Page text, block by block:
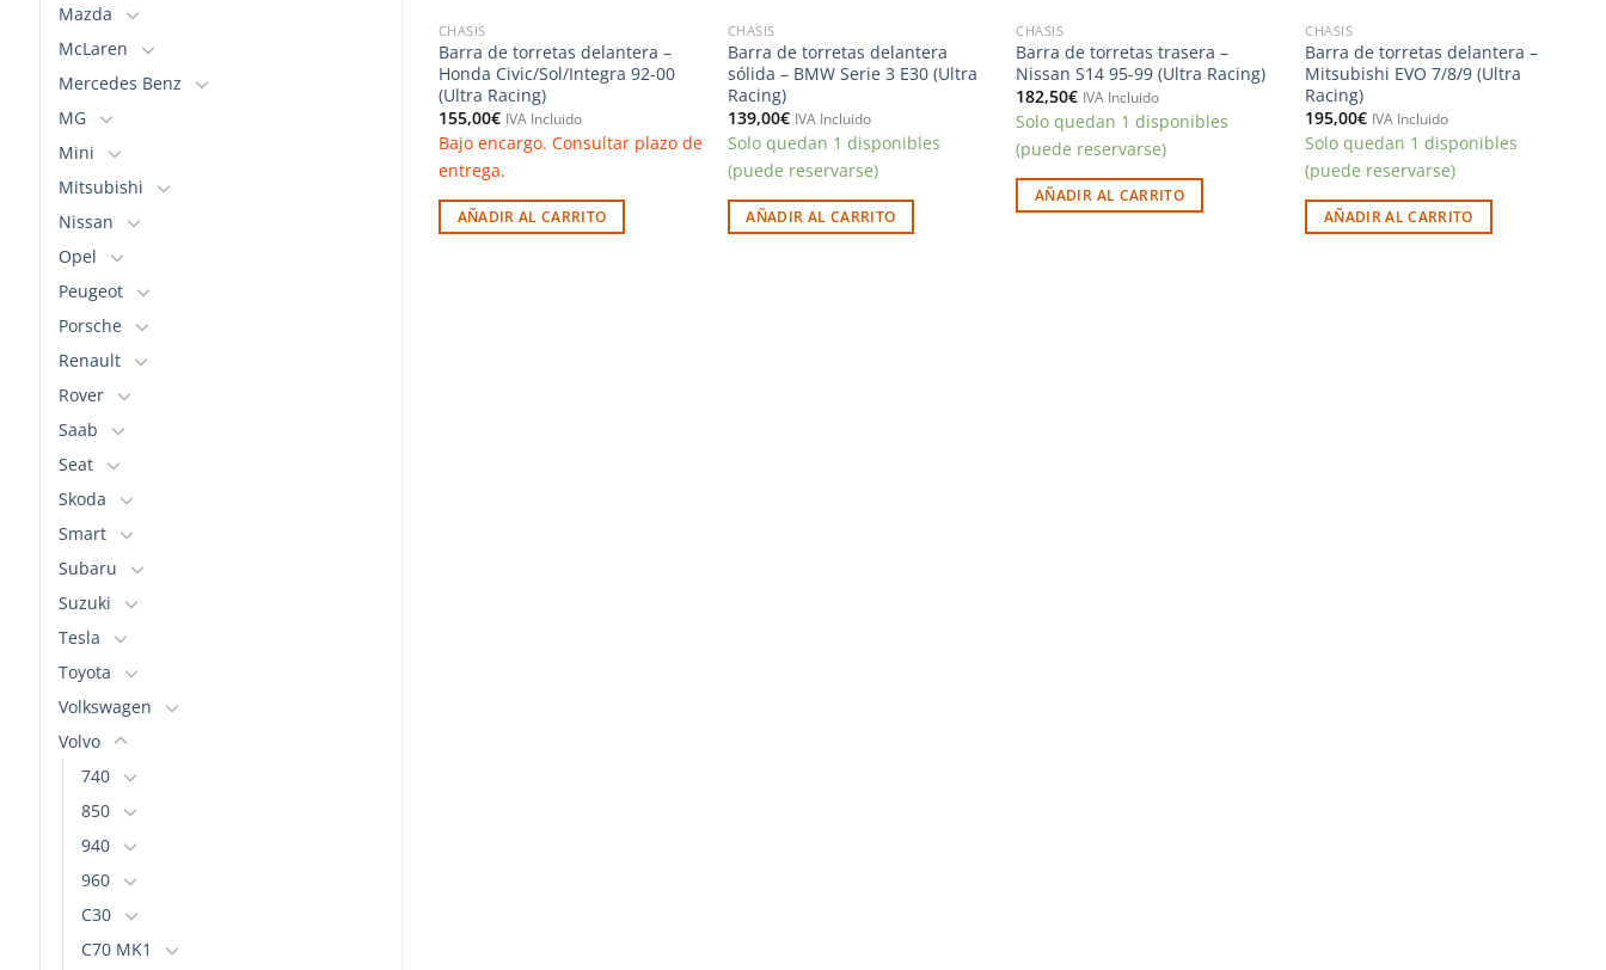
Mazda
McLaren
Mercedes Benz
MG
Mini
Mitsubishi
Nissan
Opel
Peugeot
Porsche
Renault
Rover
Saab
Seat
Skoda
Smart
Subaru
Suzuki
Tesla
Toyota
Volkswagen
Volvo
740
850
940
960
C30
C70 MK1
CHASIS
Barra de torretas delantera –
Honda Civic/Sol/Integra 92-00
(Ultra Racing)
155,00€ IVA Incluido
Bajo encargo. Consultar plazo de
entrega.
AÑADIR AL CARRITO
CHASIS
Barra de torretas delantera
sólida – BMW Serie 3 E30 (Ultra
Racing)
139,00€ IVA Incluido
Solo quedan 1 disponibles
(puede reservarse)
AÑADIR AL CARRITO
CHASIS
Barra de torretas trasera –
Nissan S14 95-99 (Ultra Racing)
182,50€ IVA Incluido
Solo quedan 1 disponibles
(puede reservarse)
AÑADIR AL CARRITO
CHASIS
Barra de torretas delantera –
Mitsubishi EVO 7/8/9 (Ultra
Racing)
195,00€ IVA Incluido
Solo quedan 1 disponibles
(puede reservarse)
AÑADIR AL CARRITO
trasero de
– Volvo S60
plazo de
Barra de torretas delantera – VW
Golf 7 2.0TDI/GTI/R (Ultra Racing)
172,50